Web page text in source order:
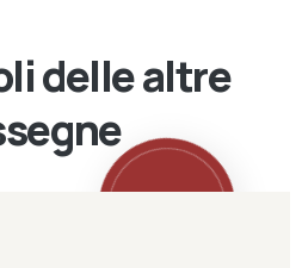
delle altre